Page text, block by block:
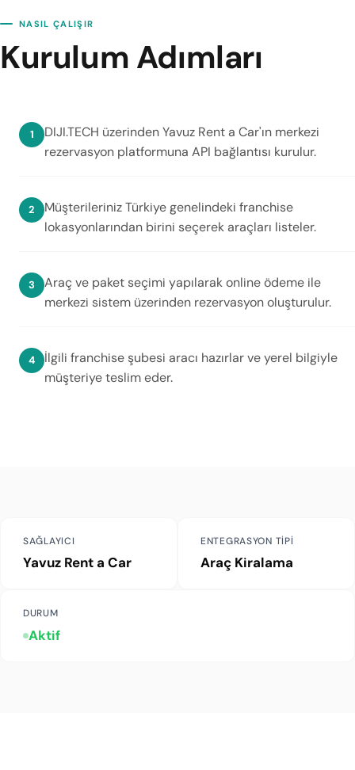
NASIL ÇALIŞIR
Kurulum Adımları
DIJI.TECH üzerinden Yavuz Rent a Car'ın merkezi
rezervasyon platformuna API bağlantısı kurulur.
Müşterileriniz Türkiye genelindeki franchise
lokasyonlarından birini seçerek araçları listeler.
Araç ve paket seçimi yapılarak online ödeme ile
merkezi sistem üzerinden rezervasyon oluşturulur.
İlgili franchise şubesi aracı hazırlar ve yerel bilgiyle
müşteriye teslim eder.
SAĞLAYICI
Yavuz Rent a Car
ENTEGRASYON TIPI
Araç Kiralama
DURUM
Aktif